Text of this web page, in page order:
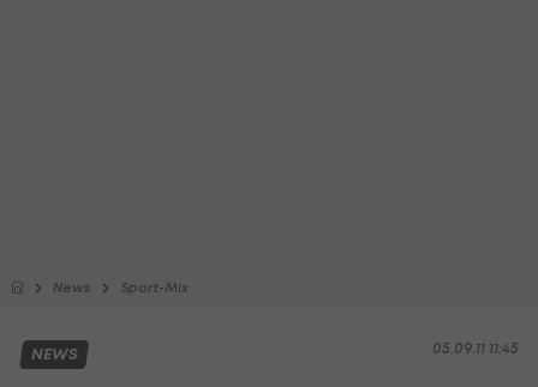
News Sport-Mix
05.09.11 11:45
NEWS